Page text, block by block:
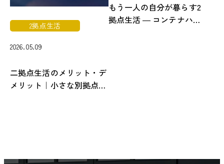
2拠点生活
2026.05.09
二拠点生活のメリット・デ
メリット｜小さな別拠点を
もう一人の自分が暮らす2
拠点生活 ― コンテナハウ